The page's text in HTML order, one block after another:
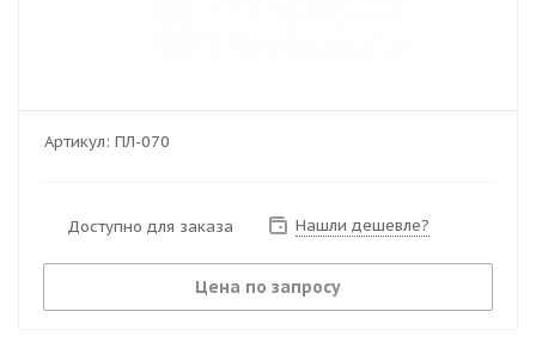
Артикул: ПЛ-070
Доступно для заказа Нашли дешевле?
Цена по запросу